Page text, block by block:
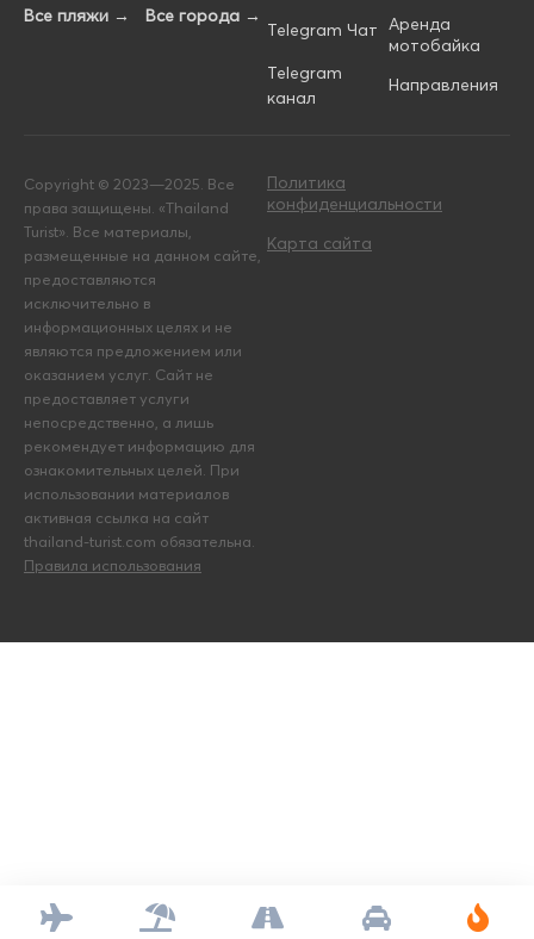
Все пляжи →
Все города →
Telegram Чат
Telegram
канал
Аренда
мотобайка
Направления
Copyright © 2023—2025. Все
права защищены. «Thailand
Turist». Все материалы,
размещенные на данном сайте,
предоставляются
исключительно в
информационных целях и не
являются предложением или
оказанием услуг. Сайт не
предоставляет услуги
непосредственно, а лишь
рекомендует информацию для
ознакомительных целей. При
использовании материалов
активная ссылка на сайт
thailand-turist.com обязательна.
Правила использования
Политика
конфиденциальности
Карта сайта